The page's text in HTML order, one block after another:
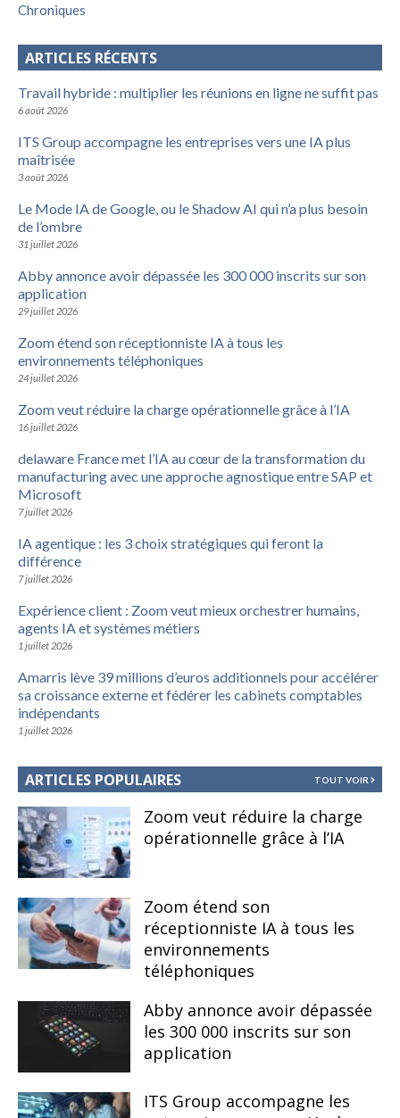
Chroniques
ARTICLES RÉCENTS
Travail hybride : multiplier les réunions en ligne ne suffit pas
6 août 2026
ITS Group accompagne les entreprises vers une IA plus
maîtrisée
3 août 2026
Le Mode IA de Google, ou le Shadow AI qui n’a plus besoin
de l’ombre
31 juillet 2026
Abby annonce avoir dépassée les 300 000 inscrits sur son
application
29 juillet 2026
Zoom étend son réceptionniste IA à tous les
environnements téléphoniques
24 juillet 2026
Zoom veut réduire la charge opérationnelle grâce à l’IA
16 juillet 2026
delaware France met l’IA au cœur de la transformation du
manufacturing avec une approche agnostique entre SAP et
Microsoft
7 juillet 2026
IA agentique : les 3 choix stratégiques qui feront la
différence
7 juillet 2026
Expérience client : Zoom veut mieux orchestrer humains,
agents IA et systèmes métiers
1 juillet 2026
Amarris lève 39 millions d’euros additionnels pour accélérer
sa croissance externe et fédérer les cabinets comptables
indépendants
1 juillet 2026
ARTICLES POPULAIRES TOUT VOIR
Zoom veut réduire la charge
opérationnelle grâce à l’IA
Zoom étend son
réceptionniste IA à tous les
environnements
téléphoniques
Abby annonce avoir dépassée
les 300 000 inscrits sur son
application
ITS Group accompagne les